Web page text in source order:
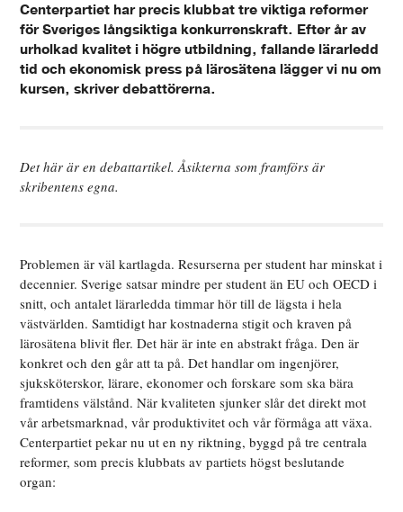
Centerpartiet har precis klubbat tre viktiga reformer
för Sveriges långsiktiga konkurrenskraft. Efter år av
urholkad kvalitet i högre utbildning, fallande lärarledd
tid och ekonomisk press på lärosätena lägger vi nu om
kursen, skriver debattörerna.
Det här är en debattartikel. Åsikterna som framförs är
skribentens egna.
Problemen är väl kartlagda. Resurserna per student har minskat i
decennier. Sverige satsar mindre per student än EU och OECD i
snitt, och antalet lärarledda timmar hör till de lägsta i hela
västvärlden. Samtidigt har kostnaderna stigit och kraven på
lärosätena blivit fler. Det här är inte en abstrakt fråga. Den är
konkret och den går att ta på. Det handlar om ingenjörer,
sjuksköterskor, lärare, ekonomer och forskare som ska bära
framtidens välstånd. När kvaliteten sjunker slår det direkt mot
vår arbetsmarknad, vår produktivitet och vår förmåga att växa.
Centerpartiet pekar nu ut en ny riktning, byggd på tre centrala
reformer, som precis klubbats av partiets högst beslutande
organ: